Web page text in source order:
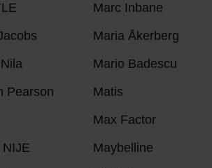
Marc Inbane
Maria Åkerberg
Mario Badescu
Pearson
Matis
Max Factor
NIJE
Maybelline